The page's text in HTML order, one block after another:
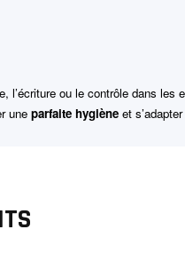
l’écriture ou le contrôle dans
une parfaite hygiène et